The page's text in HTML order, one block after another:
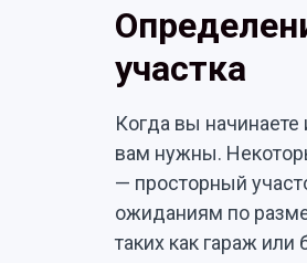
участка
Когда вы начинаете
вам нужны.
— просторный
ожиданиям по
таких как гараж или